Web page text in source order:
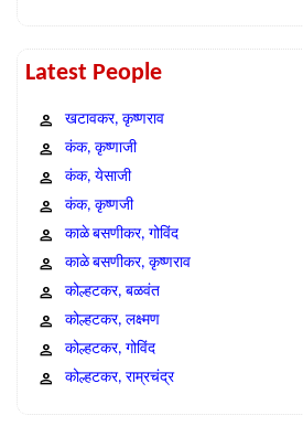
Latest People
खटावकर, कृष्णराव
कंक, कृष्णाजी
कंक, येसाजी
कंक, कृष्णजी
काळे बसणीकर, गोविंद
काळे बसणीकर, कृष्णराव
कोल्हटकर, बळवंत
कोल्हटकर, लक्ष्मण
कोल्हटकर, गोविंद
कोल्हटकर, राम्रचंद्र